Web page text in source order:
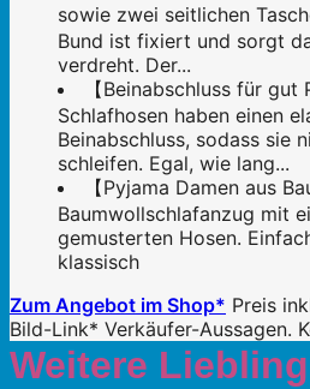
sowie zwei seitlichen
Bund ist fixiert und sorgt
verdreht. Der...
【Beinabschluss für gut
Schlafhosen haben einen
Beinabschluss, sodass sie
schleifen. Egal, wie lang...
【Pyjama Damen aus
Baumwollschlafanzug mit
gemusterten Hosen.
klassisch
Zum Angebot im Shop* Preis
Bild-Link* Verkäufer-Aussagen.
Weitere